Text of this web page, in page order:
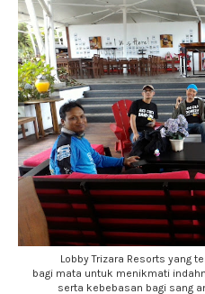
Lobby Trizara Resorts yang
bagi mata untuk menikmati
serta kebebasan bagi sang